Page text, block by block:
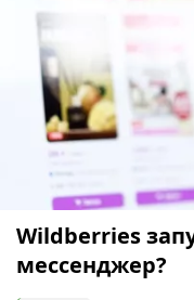
Wildberries
мессенджер?